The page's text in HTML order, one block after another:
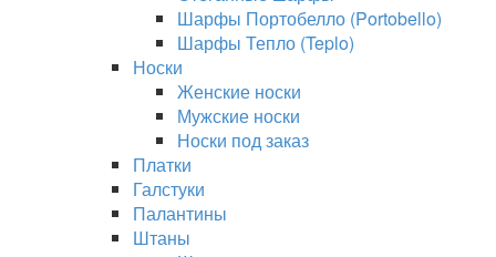
Шарфы Портобелло (Portobello)
Шарфы Тепло (Teplo)
Носки
Женские носки
Мужские носки
Носки под заказ
Платки
Галстуки
Палантины
Штаны